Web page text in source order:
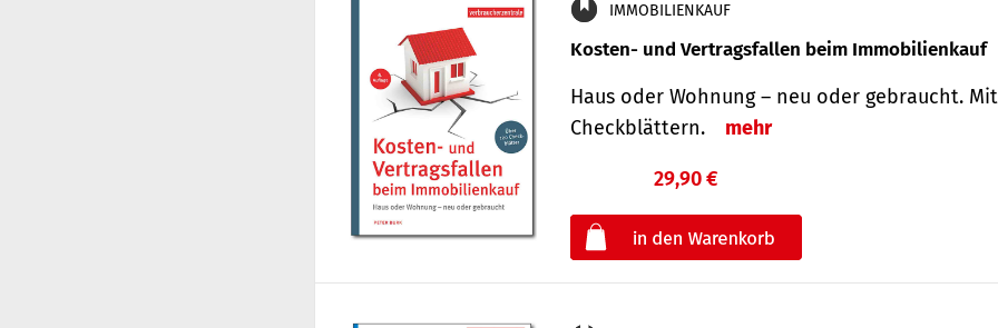
IMMOBILIENKAUF
Kosten- und Vertragsfallen beim Immobilienkauf
Haus oder Wohnung – neu oder gebraucht.
Check­blättern.
mehr
29,90 €